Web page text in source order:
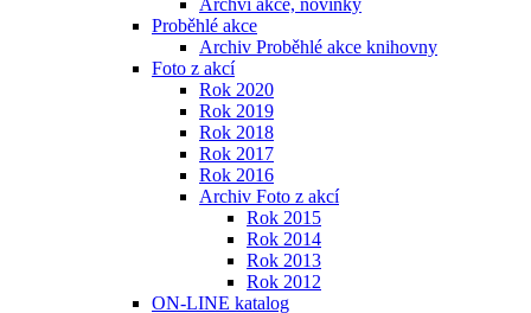
Archvi akce, novinky
Proběhlé akce
Archiv Proběhlé akce knihovny
Foto z akcí
Rok 2020
Rok 2019
Rok 2018
Rok 2017
Rok 2016
Archiv Foto z akcí
Rok 2015
Rok 2014
Rok 2013
Rok 2012
ON-LINE katalog